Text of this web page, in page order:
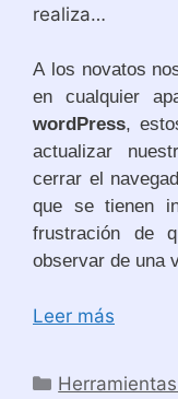
realiza…
A los novatos
en cualquier
wordPress,
actualizar
cerrar el
que se tienen
frustración de
observar de una
Leer más
Categorías